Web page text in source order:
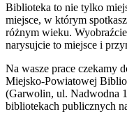
Biblioteka to nie tylko
miejsce, w którym
różnym wieku.
narysujcie to miejsce i
Na wasze prace czekamy
Miejsko-Powiatowej
(Garwolin, ul. Nadwodna
bibliotekach publicznych